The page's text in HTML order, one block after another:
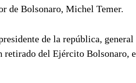
de Bolsonaro, Michel Temer.
de la república,
del Ejército Bolsonaro,